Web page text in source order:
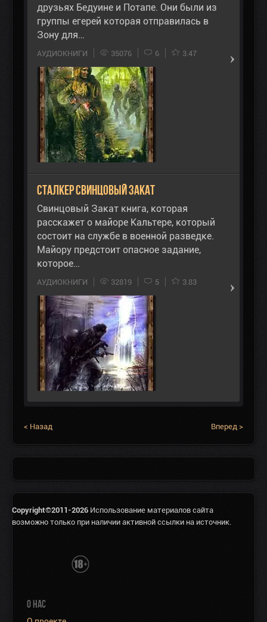
друзьях Бедуине и Потапе. Они были из
группы егерей которая отправилась в
Зону для…
АУДИОКНИГИ 35076 6 3.47
Сталкер Свинцовый Закат
Свинцовый Закат книга, которая
расскажет о майоре Кальтере, который
состоит на службе в военной разведке.
Майору предстоит опасное задание,
которое…
АУДИОКНИГИ 32819 5 3.83
< Назад Вперед >
Copyright©2011-2026 Использование материалов сайта
возможно только при наличии активной ссылки на источник.
О НАС